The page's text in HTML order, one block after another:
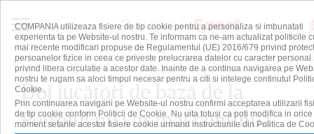
Doi jucători de bază de la
Petrolul nu vor mai continua
COMPANIA utilizeaza fisiere de tip cookie pentru a personaliza si imbunatati
experienta ta pe Website-ul nostru. Te informam ca ne-am actualizat politicile
mai recente modificari propuse de Regulamentul (UE) 2016/679 privind
persoanelor fizice in ceea ce priveste prelucrarea datelor cu caracter personal
privind libera circulatie a acestor date. Inainte de a continua navigarea pe
nostru te rugam sa aloci timpul necesar pentru a citi si intelege continutul
Cookie.
Prin continuarea navigarii pe Website-ul nostru confirmi acceptarea utilizarii
de tip cookie conform Politicii de Cookie. Nu uita totusi ca poti modifica in orice
moment setarile acestor fisiere cookie urmand instructiunile din Politica de